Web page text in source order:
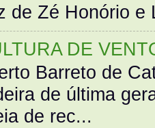
de Zé Honório
DE
Barreto de
de última
de rec...